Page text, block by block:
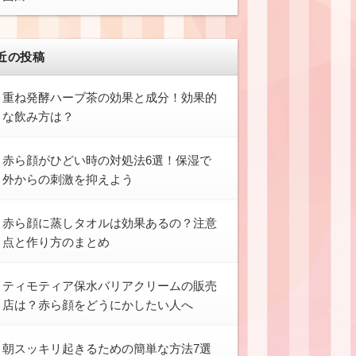
の投稿
重ね発酵ハーブ茶の効果と成分！効果的
な飲み方は？
赤ら顔がひどい時の対処法6選！保湿で
外からの刺激を抑えよう
赤ら顔に蒸しタオルは効果あるの？注意
点と作り方のまとめ
ティモティア保水バリアクリームの販売
店は？赤ら顔をどうにかしたい人へ
朝スッキリ起きるための簡単な方法7選